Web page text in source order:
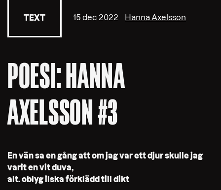
TEXT 15 dec 2022 Hanna Axelsson
POESI: HANNA
AXELSSON #3
En vän sa en gång att om jag var ett djur skulle jag
varit en vit duva,
alt. oblyg ilska förklädd till dikt